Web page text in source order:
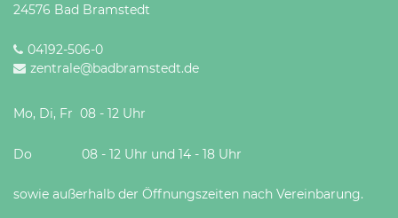
24576 Bad Bramstedt
04192-506-0
zentrale@badbramstedt.de
Mo, Di, Fr 08 - 12 Uhr
Do 08 - 12 Uhr und 14 - 18 Uhr
sowie außerhalb der Öffnungszeiten nach Vereinbarung.